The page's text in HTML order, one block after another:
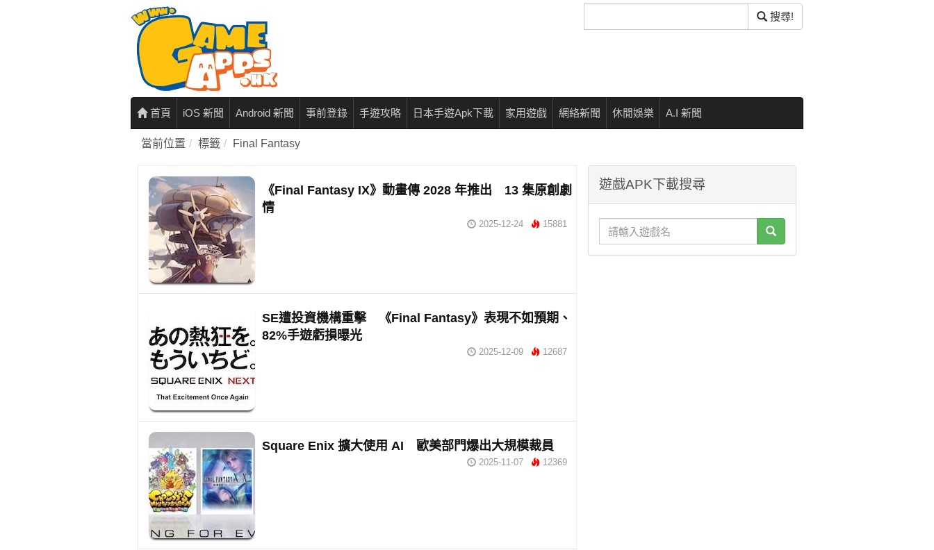
尋
搜尋!
首頁 iOS 新聞 Android 新聞 事前登錄 手遊攻略 日本手遊Apk下載 家用遊戲 網絡新聞 休閒娛樂 A.I 新聞
當前位置 標籤 Final Fantasy
《Final Fantasy IX》動畫傳 2028 年推出 13 集原創劇
情
2025-12-24 15881
SE遭投資機構重擊 《Final Fantasy》表現不如預期、
82%手遊虧損曝光
2025-12-09 12687
Square Enix 擴大使用 AI 歐美部門爆出大規模裁員
2025-11-07 12369
遊戲APK下載搜尋